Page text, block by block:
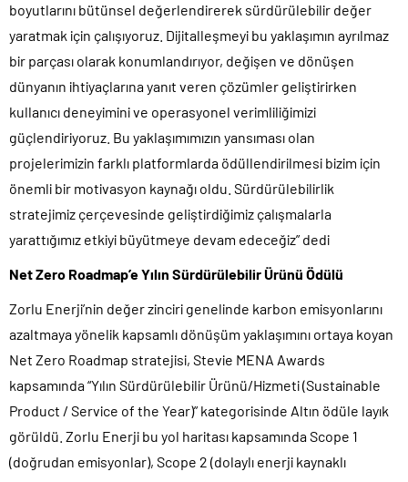
boyutlarını bütünsel değerlendirerek sürdürülebilir değer
yaratmak için çalışıyoruz. Dijitalleşmeyi bu yaklaşımın ayrılmaz
bir parçası olarak konumlandırıyor, değişen ve dönüşen
dünyanın ihtiyaçlarına yanıt veren çözümler geliştirirken
kullanıcı deneyimini ve operasyonel verimliliğimizi
güçlendiriyoruz. Bu yaklaşımımızın yansıması olan
projelerimizin farklı platformlarda ödüllendirilmesi bizim için
önemli bir motivasyon kaynağı oldu. Sürdürülebilirlik
stratejimiz çerçevesinde geliştirdiğimiz çalışmalarla
yarattığımız etkiyi büyütmeye devam edeceğiz” dedi
Net Zero Roadmap’e Yılın Sürdürülebilir Ürünü Ödülü
Zorlu Enerji’nin değer zinciri genelinde karbon emisyonlarını
azaltmaya yönelik kapsamlı dönüşüm yaklaşımını ortaya koyan
Net Zero Roadmap stratejisi, Stevie MENA Awards
kapsamında “Yılın Sürdürülebilir Ürünü/Hizmeti (Sustainable
Product / Service of the Year)” kategorisinde Altın ödüle layık
görüldü. Zorlu Enerji bu yol haritası kapsamında Scope 1
(doğrudan emisyonlar), Scope 2 (dolaylı enerji kaynaklı